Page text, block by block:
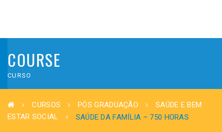
COURSE
CURSO
CURSOS PÓS GRADUAÇÃO
SAÚDE E BEM
ESTAR SOCIAL
SAÚDE DA FAMÍLIA – 750 HORAS